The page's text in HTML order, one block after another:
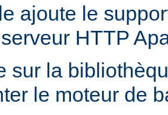
ajoute le
HTTP
sur la
le moteur de